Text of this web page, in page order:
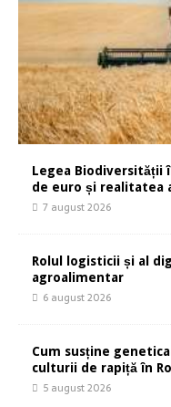
Legea Biodiversității
de euro și realitatea
7 august 2026
Rolul logisticii și al
agroalimentar
6 august 2026
Cum susține
culturii de rapiță în
5 august 2026